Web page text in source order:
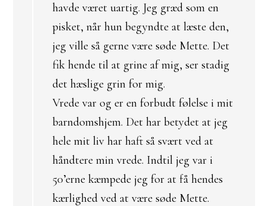
havde været uartig. Jeg græd som en
pisket, når hun begyndte at læste den,
jeg ville så gerne være søde Mette. Det
fik hende til at grine af mig, ser stadig
det hæslige grin for mig.
Vrede var og er en forbudt følelse i mit
barndomshjem. Det har betydet at jeg
hele mit liv har haft så svært ved at
håndtere min vrede. Indtil jeg var i
50’erne kæmpede jeg for at få hendes
kærlighed ved at være søde Mette.